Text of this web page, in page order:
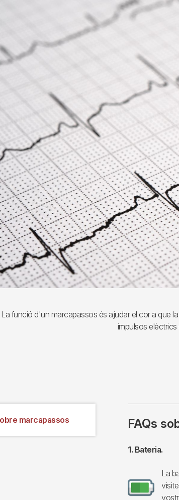
La funció d'un marcapassos és ajudar el cor a que
impulsos elèctrics
marcapassos FAQs
1. Bateria.
Imagen
La